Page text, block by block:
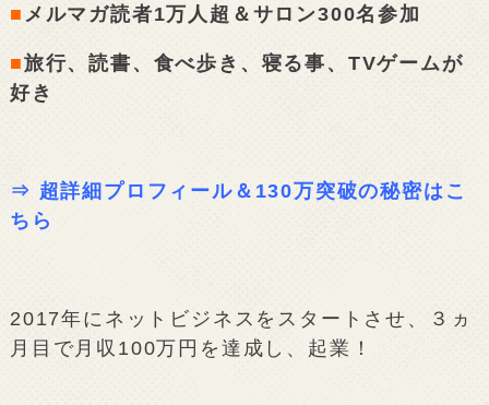
■ メルマガ読者1万人超＆サロン300名参加
■旅行、読書、食べ歩き、寝る事、TVゲームが
好き
⇒ 超詳細プロフィール＆130万突破の秘密はこ
ちら
2017年にネットビジネスをスタートさせ、３ヵ
月目で月収100万円を達成し、起業！